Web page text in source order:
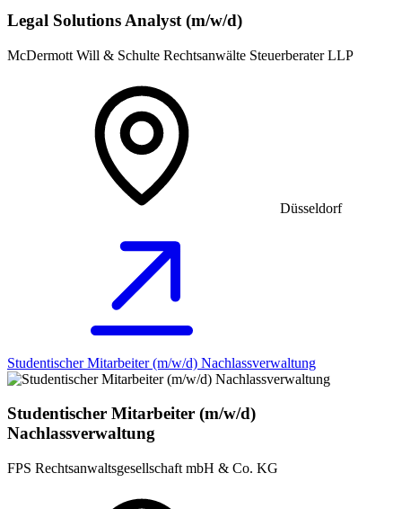
Legal Solutions Analyst (m/w/d)
McDermott Will & Schulte Rechtsanwälte Steuerberater LLP
Düsseldorf
Studentischer Mitarbeiter (m/w/d) Nachlassverwaltung
Studentischer Mitarbeiter (m/w/d)
Nachlassverwaltung
FPS Rechtsanwaltsgesellschaft mbH & Co. KG